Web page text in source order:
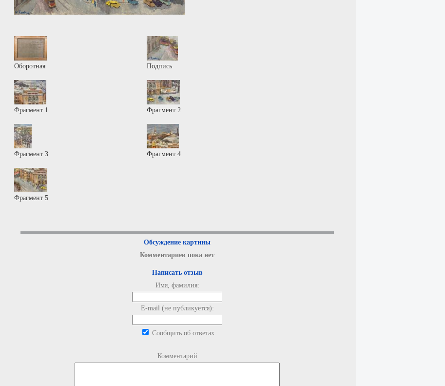
Оборотная Подпись
Фрагмент 1 Фрагмент 2
Фрагмент 3 Фрагмент 4
Фрагмент 5
Обсуждение картины
Комментариев пока нет
Написать отзыв
Имя, фамилия:
E-mail (не публикуется):
Сообщить об ответах
Комментарий